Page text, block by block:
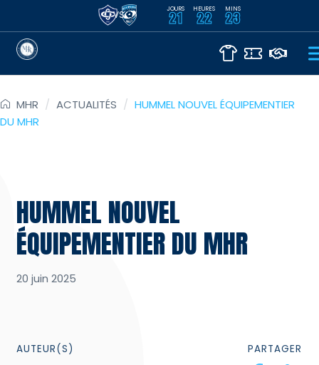
VS JOURS
21 HEURES
22 MINS
23
MHR / ACTUALITÉS / HUMMEL NOUVEL ÉQUIPEMENTIER
DU MHR
HUMMEL NOUVEL
ÉQUIPEMENTIER DU MHR
20 juin 2025
AUTEUR(S)
PARTAGER